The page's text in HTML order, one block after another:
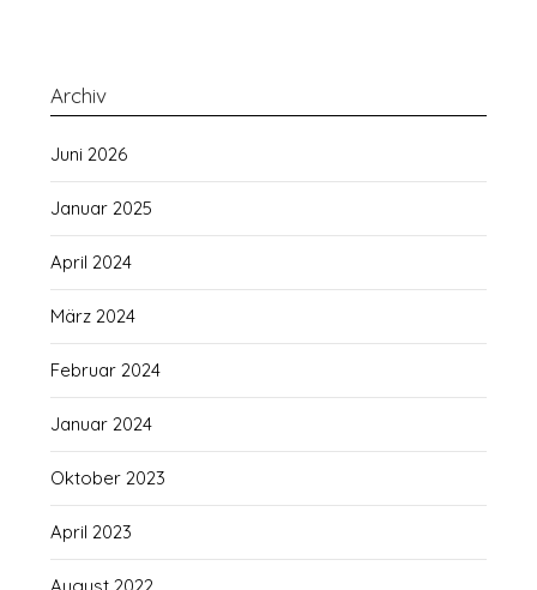
Archiv
Juni 2026
Januar 2025
April 2024
März 2024
Februar 2024
Januar 2024
Oktober 2023
April 2023